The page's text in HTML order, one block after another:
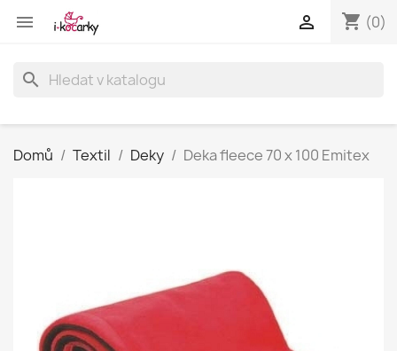
 shopping_cart (0)

search
Domů Textil Deky Deka fleece 70 x 100 Emitex